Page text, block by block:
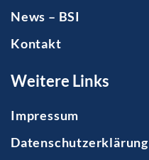
News – BSI
Kontakt
Weitere Links
Impressum
Datenschutzerklärung